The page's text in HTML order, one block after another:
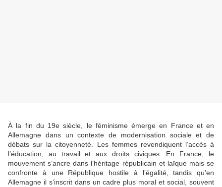
À la fin du 19e siècle, le féminisme émerge en France et en
Allemagne dans un contexte de modernisation sociale et de
débats sur la citoyenneté. Les femmes revendiquent l’accès à
l’éducation, au travail et aux droits civiques. En France, le
mouvement s’ancre dans l’héritage républicain et laïque mais se
confronte à une République hostile à l’égalité, tandis qu’en
Allemagne il s’inscrit dans un cadre plus moral et social, souvent